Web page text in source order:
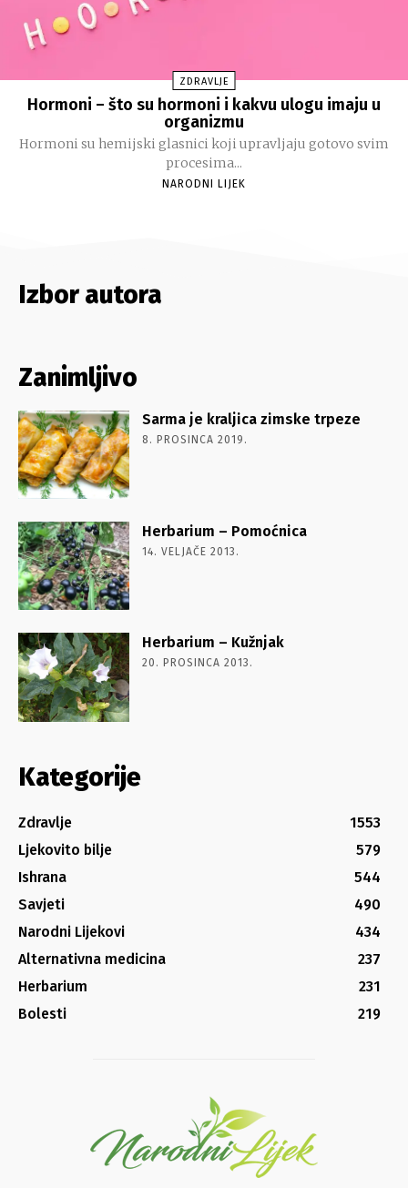
ZDRAVLJE
Hormoni – što su hormoni i kakvu ulogu imaju u
organizmu
Hormoni su hemijski glasnici koji upravljaju gotovo svim
procesima...
NARODNI LIJEK
Izbor autora
Zanimljivo
Sarma je kraljica zimske trpeze
8. PROSINCA 2019.
Herbarium – Pomoćnica
14. VELJAČE 2013.
Herbarium – Kužnjak
20. PROSINCA 2013.
Kategorije
Zdravlje
1553
Ljekovito bilje
579
Ishrana
544
Savjeti
490
Narodni Lijekovi
434
Alternativna medicina
237
Herbarium
231
Bolesti
219